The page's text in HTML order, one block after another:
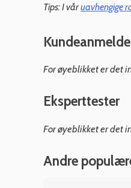
Tips: I våruavhengige
For øyeblikket er det
Eksperttester
For øyeblikket er det
Andre